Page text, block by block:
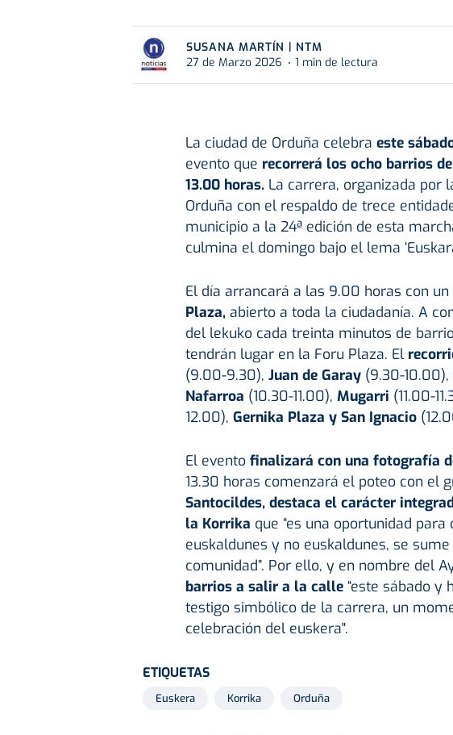
SUSANA MARTÍN | NTM
27 de Marzo 2026
1 min de lectura
La ciudad de Orduña celebra este
evento que recorrerá los ocho barrios
13.00 horas. La carrera, organizada por
Orduña con el respaldo de trece
municipio a la 24ª edición de esta
culmina el domingo bajo el lema
El día arrancará a las 9.00 horas con un
Plaza,abierto a toda la ciudadanía. A
del lekuko cada treinta minutos de
tendrán lugar en la Foru Plaza. El
(9.00-9.30), Juan de Garay(9.30-10.00),
Nafarroa (10.30-11.00), Mugarri (11.00-
12.00), Gernika Plaza y San Ignacio
El evento finalizará con una fotografía
13.30 horas comenzará el poteo con el
Santocildes, destaca el carácter
la Korrika que “es una oportunidad
euskaldunes y no euskaldunes, se
comunidad”. Por ello, y en nombre del
barrios a salir a la calle“este sábado y
testigo simbólico de la carrera, un
celebración del euskera".
ETIQUETAS
Euskera Korrika Orduña